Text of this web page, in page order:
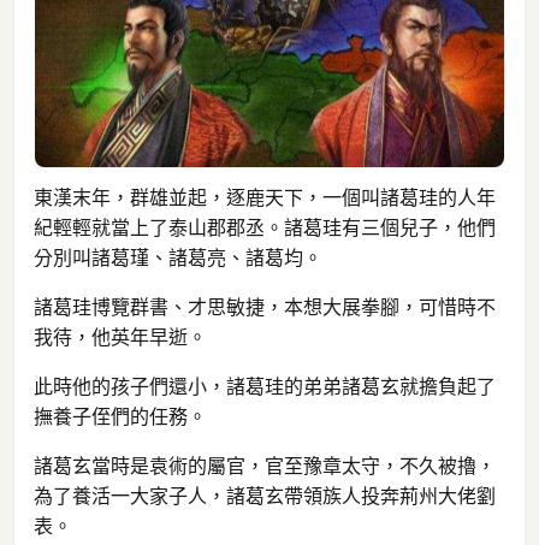
東漢末年，群雄並起，逐鹿天下，一個叫諸葛珪的人年
紀輕輕就當上了泰山郡郡丞。諸葛珪有三個兒子，他們
分別叫諸葛瑾、諸葛亮、諸葛均。
諸葛珪博覽群書、才思敏捷，本想大展拳腳，可惜時不
我待，他英年早逝。
此時他的孩子們還小，諸葛珪的弟弟諸葛玄就擔負起了
撫養子侄們的任務。
諸葛玄當時是袁術的屬官，官至豫章太守，不久被擼，
為了養活一大家子人，諸葛玄帶領族人投奔荊州大佬劉
表。